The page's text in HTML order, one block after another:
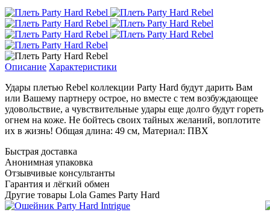
Описание Характеристики
Удары плетью Rebel коллекции Party Hard будут дарить Вам
или Вашему партнеру острое, но вместе с тем возбуждающее
удовольствие, а чувствительные удары еще долго будут гореть
огнем на коже. Не бойтесь своих тайных желаний, воплотите
их в жизнь! Общая длина: 49 см, Материал: ПВХ
Быстрая доставка
Анонимная упаковка
Отзывчивые консультанты
Гарантия и лёгкий обмен
Другие товары Lola Games Party Hard